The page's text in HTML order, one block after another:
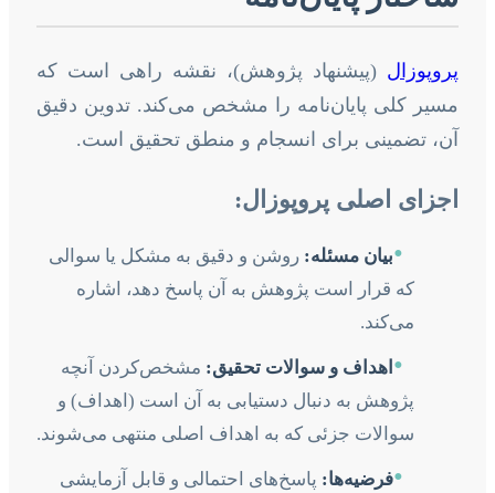
پروپوزال (پیشنهاد پژوهش)، نقشه راهی است که
مسیر کلی پایان‌نامه را مشخص می‌کند. تدوین دقیق
آن، تضمینی برای انسجام و منطق تحقیق است.
اجزای اصلی پروپوزال:
•بیان مسئله: روشن و دقیق به مشکل یا سوالی
که قرار است پژوهش به آن پاسخ دهد، اشاره
می‌کند.
• اهداف و سوالات تحقیق: مشخص‌کردن آنچه
پژوهش به دنبال دستیابی به آن است (اهداف) و
سوالات جزئی که به اهداف اصلی منتهی می‌شوند.
•فرضیه‌ها: پاسخ‌های احتمالی و قابل آزمایشی